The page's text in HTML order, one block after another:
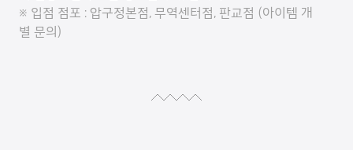
※ 입점 점포 : 압구정본점, 무역센터점, 판교점 (아이템 개
별 문의)